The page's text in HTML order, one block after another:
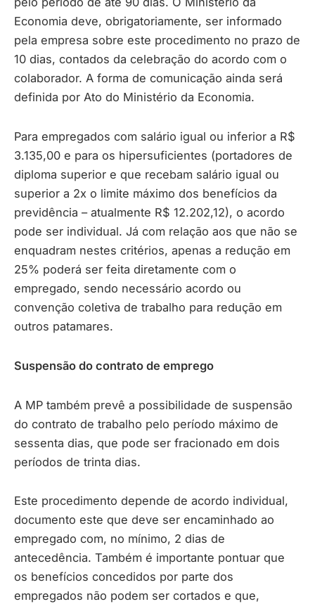
Economia deve, obrigatoriamente, ser informado
pela empresa sobre este procedimento no prazo de
10 dias, contados da celebração do acordo com o
colaborador. A forma de comunicação ainda será
definida por Ato do Ministério da Economia.
Para empregados com salário igual ou inferior a R$
3.135,00 e para os hipersuficientes (portadores de
diploma superior e que recebam salário igual ou
superior a 2x o limite máximo dos benefícios da
previdência – atualmente R$ 12.202,12), o acordo
pode ser individual. Já com relação aos que não se
enquadram nestes critérios, apenas a redução em
25% poderá ser feita diretamente com o
empregado, sendo necessário acordo ou
convenção coletiva de trabalho para redução em
outros patamares.
Suspensão do contrato de emprego
A MP também prevê a possibilidade de suspensão
do contrato de trabalho pelo período máximo de
sessenta dias, que pode ser fracionado em dois
períodos de trinta dias.
Este procedimento depende de acordo individual,
documento este que deve ser encaminhado ao
empregado com, no mínimo, 2 dias de
antecedência. Também é importante pontuar que
os benefícios concedidos por parte dos
empregados não podem ser cortados e que,